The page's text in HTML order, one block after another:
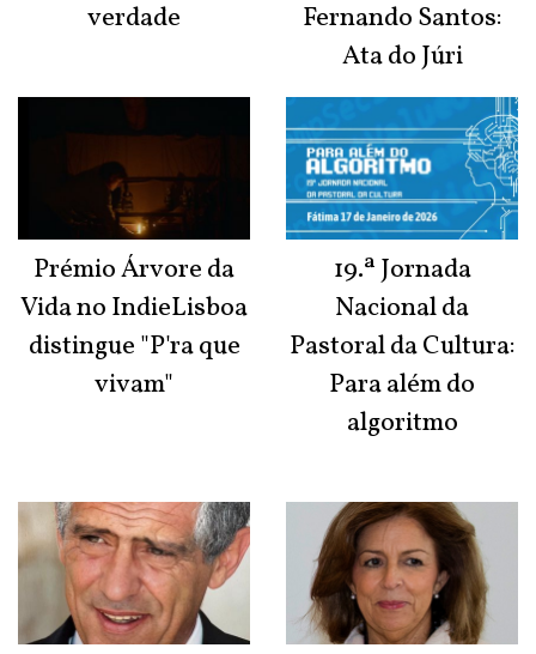
verdade
Prémio Árvore da
Vida no IndieLisboa
distingue "P'ra que
vivam"
Fernando Santos:
Ata do Júri
19.ª Jornada
Nacional da
Pastoral da Cultura:
Para além do
algoritmo